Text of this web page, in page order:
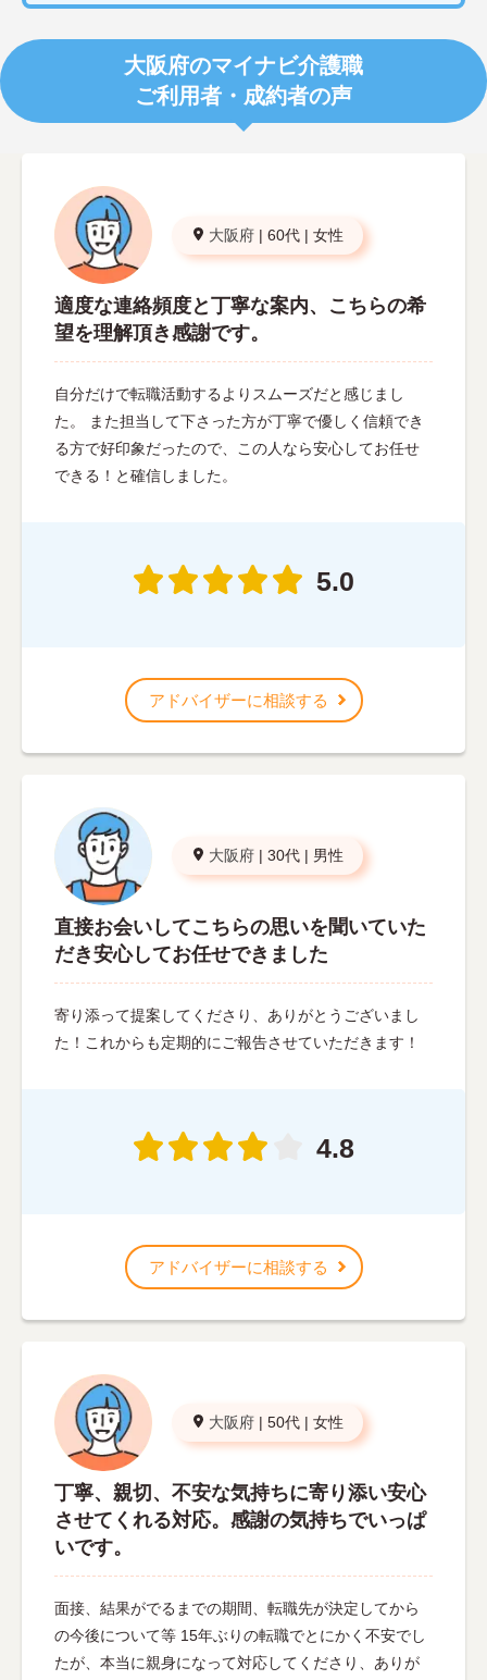
大阪府のマイナビ介護職
ご利用者・成約者の声
大阪府 | 60代 | 女性
適度な連絡頻度と丁寧な案内、こちらの希
望を理解頂き感謝です。
自分だけで転職活動するよりスムーズだと感じまし
た。 また担当して下さった方が丁寧で優しく信頼でき
る方で好印象だったので、この人なら安心してお任せ
できる！と確信しました。
5.0
アドバイザーに相談する
大阪府 | 30代 | 男性
直接お会いしてこちらの思いを聞いていた
だき安心してお任せできました
寄り添って提案してくださり、ありがとうございまし
た！これからも定期的にご報告させていただきます！
4.8
アドバイザーに相談する
大阪府 | 50代 | 女性
丁寧、親切、不安な気持ちに寄り添い安心
させてくれる対応。感謝の気持ちでいっぱ
いです。
面接、結果がでるまでの期間、転職先が決定してから
の今後について等 15年ぶりの転職でとにかく不安でし
たが、本当に親身になって対応してくださり、ありが